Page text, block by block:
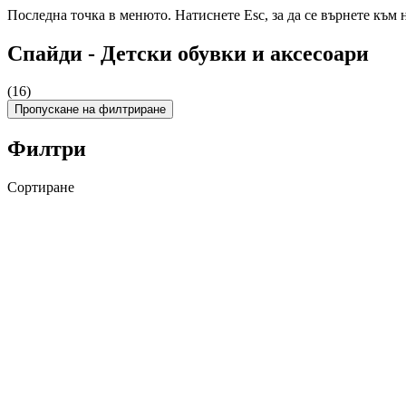
Последна точка в менюто. Натиснете Esc, за да се върнете към
Спайди - Детски обувки и аксесоари
(16)
Пропускане на филтриране
Филтри
Сортиране